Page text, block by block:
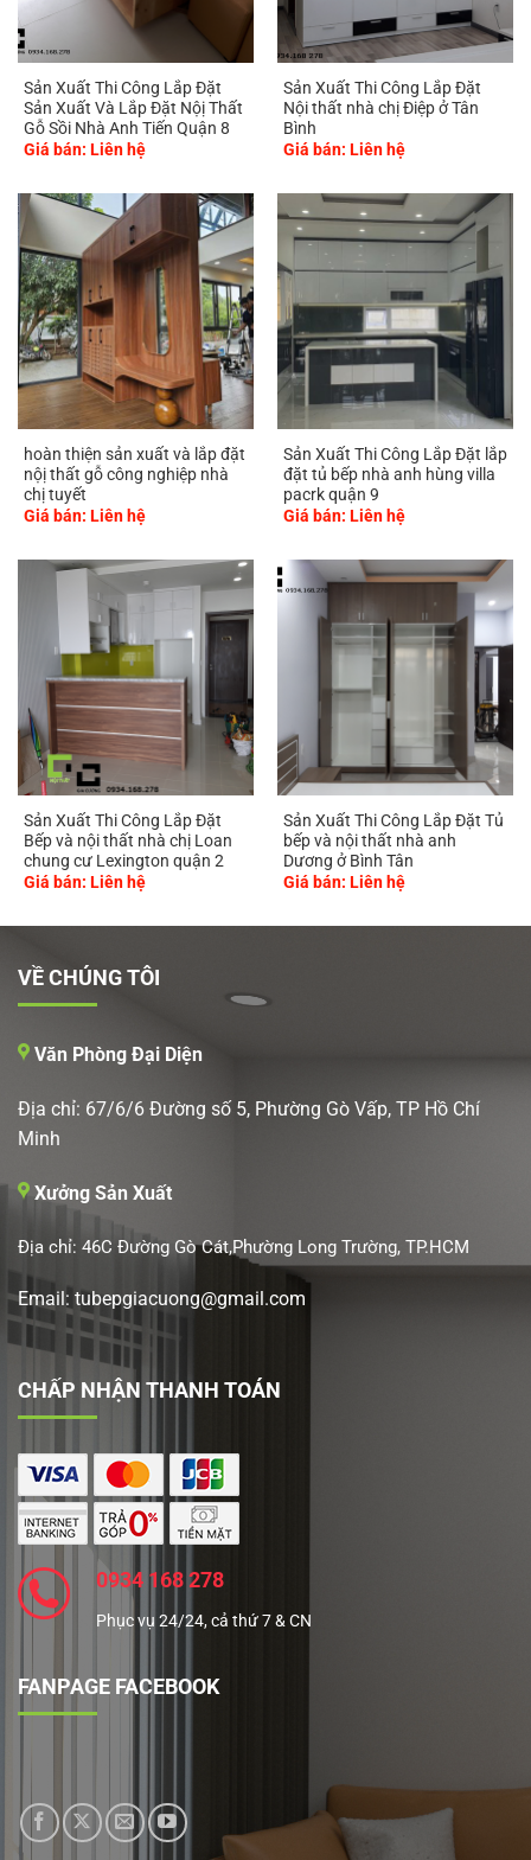
Sản Xuất Thi Công Lắp Đặt
Sản Xuất Và Lắp Đặt Nộị Thất
Gỗ Sồi Nhà Anh Tiến Quận 8
Giá bán: Liên hệ
Sản Xuất Thi Công Lắp Đặt
Nội thất nhà chị Điệp ở Tân
Bình
Giá bán: Liên hệ
hoàn thiện sản xuất và lắp đặt
nộị thất gỗ công nghiệp nhà
chị tuyết
Giá bán: Liên hệ
Sản Xuất Thi Công Lắp Đặt lắp
đặt tủ bếp nhà anh hùng villa
pacrk quận 9
Giá bán: Liên hệ
Sản Xuất Thi Công Lắp Đặt
Bếp và nội thất nhà chị Loan
chung cư Lexington quận 2
Giá bán: Liên hệ
Sản Xuất Thi Công Lắp Đặt Tủ
bếp và nội thất nhà anh
Dương ở Bình Tân
Giá bán: Liên hệ
VỀ CHÚNG TÔI
Văn Phòng Đại Diện
Địa chỉ: 67/6/6 Đường số 5, Phường Gò Vấp, TP Hồ Chí
Minh
Xưởng Sản Xuất
Địa chỉ: 46C Đường Gò Cát,Phường Long Trường, TP.HCM
Email: tubepgiacuong@gmail.com
CHẤP NHẬN THANH TOÁN
0934 168 278
Phục vụ 24/24, cả thứ 7 & CN
FANPAGE FACEBOOK